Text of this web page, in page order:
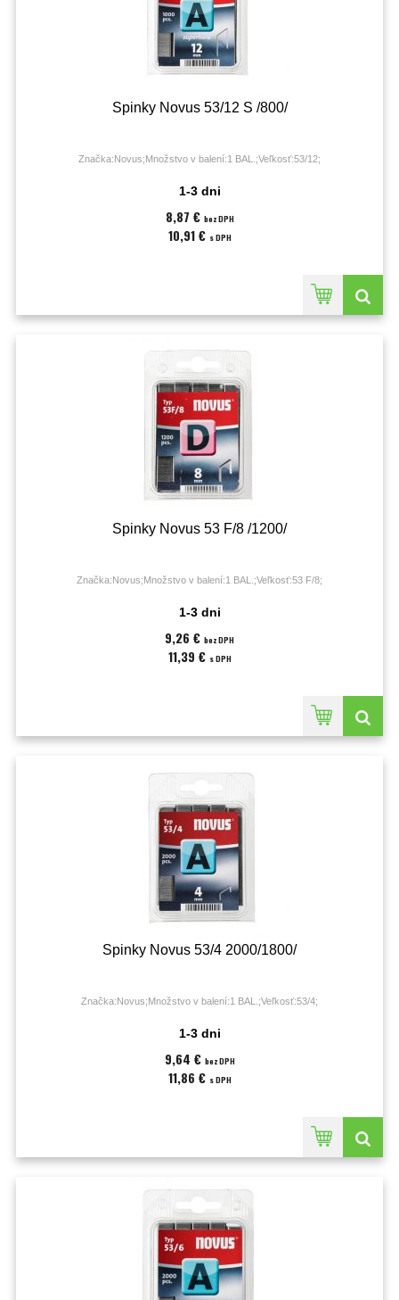
Spinky Novus 53/12 S /800/
Značka:Novus;Množstvo v balení:1 BAL.;Veľkosť:53/12;
1-3 dni
8,87 € bez DPH
10,91 € s DPH
Spinky Novus 53 F/8 /1200/
Značka:Novus;Množstvo v balení:1 BAL.;Veľkosť:53 F/8;
1-3 dni
9,26 € bez DPH
11,39 € s DPH
Spinky Novus 53/4 2000/1800/
Značka:Novus;Množstvo v balení:1 BAL.;Veľkosť:53/4;
1-3 dni
9,64 € bez DPH
11,86 € s DPH